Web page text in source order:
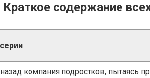
Краткое содержание
компания подростков, пытаясь